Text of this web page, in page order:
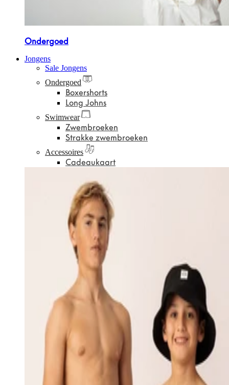
Ondergoed
Jongens
Sale Jongens
Ondergoed
Boxershorts
Long Johns
Swimwear
Zwembroeken
Strakke zwembroeken
Accessoires
Cadeaukaart